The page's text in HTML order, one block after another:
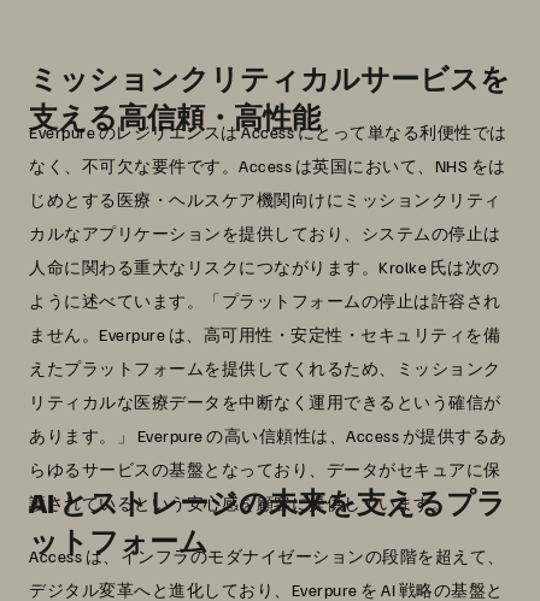
ミッションクリティカルサービスを
支える高信頼・高性能
Everpure のレジリエンスは Access にとって単なる利便性では
なく、不可欠な要件です。Access は英国において、NHS をは
じめとする医療・ヘルスケア機関向けにミッションクリティ
カルなアプリケーションを提供しており、システムの停止は
人命に関わる重大なリスクにつながります。Krolke 氏は次の
ように述べています。「プラットフォームの停止は許容され
ません。Everpure は、高可用性・安定性・セキュリティを備
えたプラットフォームを提供してくれるため、ミッションク
リティカルな医療データを中断なく運用できるという確信が
あります。」 Everpure の高い信頼性は、Access が提供するあ
らゆるサービスの基盤となっており、データがセキュアに保
護されているという安心感を顧客に提供しています。
AI とストレージの未来を支えるプラ
ットフォーム
Access は、インフラのモダナイゼーションの段階を超えて、
デジタル変革へと進化しており、Everpure を AI 戦略の基盤と